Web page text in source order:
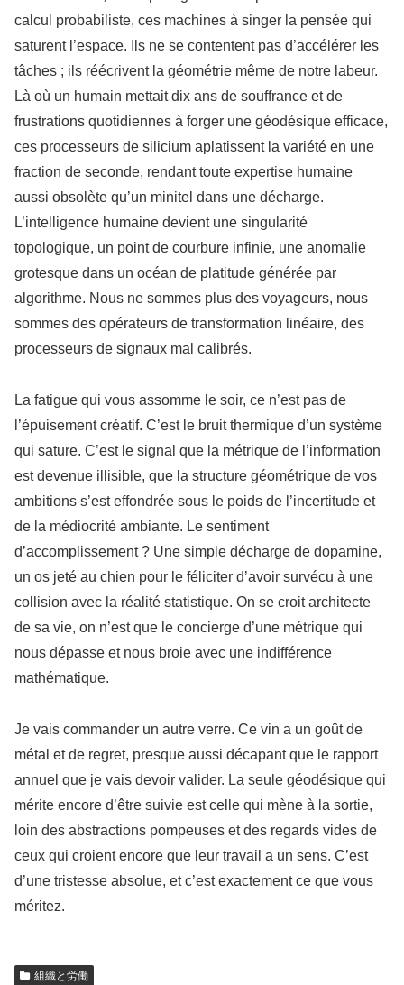
calcul probabiliste, ces machines à singer la pensée qui
saturent l’espace. Ils ne se contentent pas d’accélérer les
tâches ; ils réécrivent la géométrie même de notre labeur.
Là où un humain mettait dix ans de souffrance et de
frustrations quotidiennes à forger une géodésique efficace,
ces processeurs de silicium aplatissent la variété en une
fraction de seconde, rendant toute expertise humaine
aussi obsolète qu’un minitel dans une décharge.
L’intelligence humaine devient une singularité
topologique, un point de courbure infinie, une anomalie
grotesque dans un océan de platitude générée par
algorithme. Nous ne sommes plus des voyageurs, nous
sommes des opérateurs de transformation linéaire, des
processeurs de signaux mal calibrés.
La fatigue qui vous assomme le soir, ce n’est pas de
l’épuisement créatif. C’est le bruit thermique d’un système
qui sature. C’est le signal que la métrique de l’information
est devenue illisible, que la structure géométrique de vos
ambitions s’est effondrée sous le poids de l’incertitude et
de la médiocrité ambiante. Le sentiment
d’accomplissement ? Une simple décharge de dopamine,
un os jeté au chien pour le féliciter d’avoir survécu à une
collision avec la réalité statistique. On se croit architecte
de sa vie, on n’est que le concierge d’une métrique qui
nous dépasse et nous broie avec une indifférence
mathématique.
Je vais commander un autre verre. Ce vin a un goût de
métal et de regret, presque aussi décapant que le rapport
annuel que je vais devoir valider. La seule géodésique qui
mérite encore d’être suivie est celle qui mène à la sortie,
loin des abstractions pompeuses et des regards vides de
ceux qui croient encore que leur travail a un sens. C’est
d’une tristesse absolue, et c’est exactement ce que vous
méritez.
組織と労働